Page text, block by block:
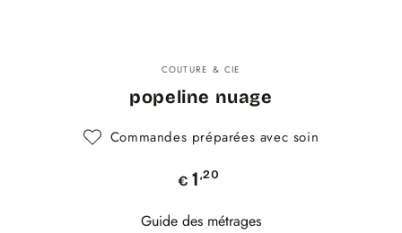
COUTURE & CIE
popeline nuage
Commandes préparées avec soin
Prix
€ 1,20
Guide des métrages